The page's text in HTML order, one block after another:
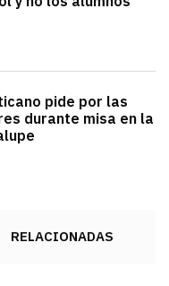
pide por las
durante misa en la
RELACIONADAS